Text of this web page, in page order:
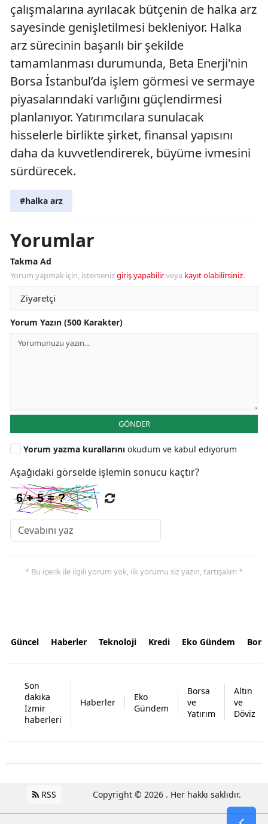
çalışmalarına ayrılacak bütçenin de halka arz
sayesinde genişletilmesi bekleniyor. Halka
arz sürecinin başarılı bir şekilde
tamamlanması durumunda, Beta Enerji'nin
Borsa İstanbul’da işlem görmesi ve sermaye
piyasalarındaki varlığını güçlendirmesi
planlanıyor. Yatırımcılara sunulacak
hisselerle birlikte şirket, finansal yapısını
daha da kuvvetlendirerek, büyüme ivmesini
sürdürecek.
#halka arz
Yorumlar
Takma Ad
Yorum yapmak için, istersenizgiriş yapabilirveya kayıt olabilirsiniz.
Yorum Yazın (500 Karakter)
GÖNDER
Yorum yazma kurallarını okudum ve kabul ediyorum
Aşağıdaki görselde işlemin sonucu kaçtır?
* Bu içerik ile ilgili yorum yok, ilk yorumu siz yazın, tartışalım *
Güncel Haberler Teknoloji Kredi Eko Gündem
Son
dakika
İzmir
haberleri
Haberler
Eko
Gündem
Borsa
ve
Yatırım
Altın
ve
Döviz
RSS Copyright © 2026 . Her hakkı saklıdır.